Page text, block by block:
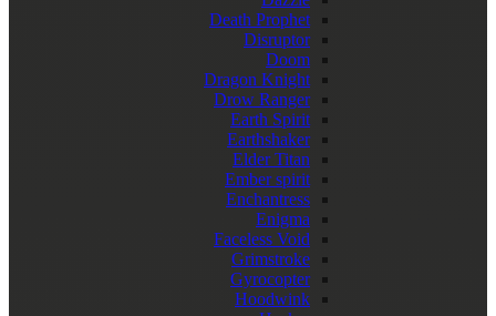
Death Prophet
Disruptor
Doom
Dragon Knight
Drow Ranger
Earth Spirit
Earthshaker
Elder Titan
Ember spirit
Enchantress
Enigma
Faceless Void
Grimstroke
Gyrocopter
Hoodwink